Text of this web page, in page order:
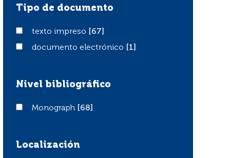
Tipo de documento
texto impreso
texto impreso
[67]
documento electrónico
documento electrónico [1]
Nivel bibliográfico
Monograph
Monograph [68]
Localización